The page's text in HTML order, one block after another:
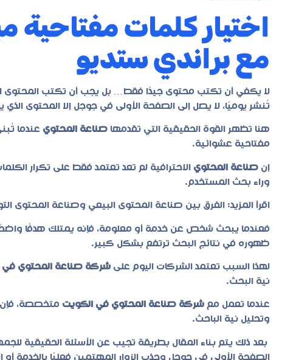
اختيار كلمات مفتاحية
مع براندي ستديو
لا يكفي أن تكتب محتوى جيدًا فقط… بل يجب أن تكتب المحتوى
تُنشر يوميًا، لا يصل إلى الصفحة الأولى في جوجل إلا المحتوى
هنا تظهر القوة الحقيقية التي تقدمها صناعة المحتوي عندما
مفتاحية عشوائية.
إن صناعة المحتوي الاحترافية لم تعد تعتمد فقط على تكرار
وراء بحث المستخدم.
اقرأ المزيد: الفرق بين صناعة المحتوى البيعي وصناعة المحتوى
فعندما يبحث شخص عن خدمة أو معلومة، فإنه يمتلك هدفًا
ظهوره في نتائج البحث ترتفع بشكل كبير.
لهذا السبب تعتمد الشركات اليوم على شركة صناعة المحتوي في
نية البحث.
عندما تعمل مع شركة صناعة المحتوي في الكويت متخصصة،
وتحليل نية الباحث.
بعد ذلك يتم بناء المقال بطريقة تجيب عن الأسئلة الحقيقية
الصفحة الأولى في جوجل وجذب الزوار المهتمين فعليًا بالخدمة أو